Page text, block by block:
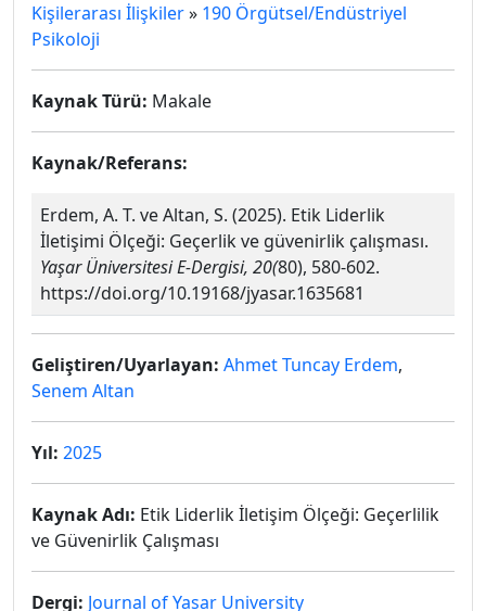
Kişilerarası İlişkiler» 190 Örgütsel/Endüstriyel
Psikoloji
Kaynak Türü: Makale
Kaynak/Referans:
Erdem, A. T. ve Altan, S. (2025). Etik Liderlik
İletişimi Ölçeği: Geçerlik ve güvenirlik çalışması.
Yaşar Üniversitesi E-Dergisi, 20(80), 580-602.
https://doi.org/10.19168/jyasar.1635681
Geliştiren/Uyarlayan: Ahmet Tuncay Erdem,
Senem Altan
Yıl: 2025
Kaynak Adı: Etik Liderlik İletişim Ölçeği: Geçerlilik
ve Güvenirlik Çalışması
Dergi: Journal of Yasar University